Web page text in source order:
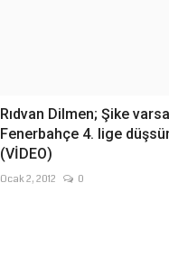
Rıdvan Dilmen; Şike varsa
Fenerbahçe 4. lige
(VİDEO)
Ocak 2, 2012 0